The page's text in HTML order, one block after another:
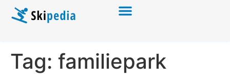
Tag: familiepark